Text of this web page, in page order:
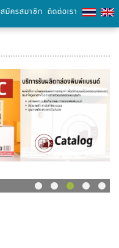
สมัครสมาชิก ติดต่อเรา